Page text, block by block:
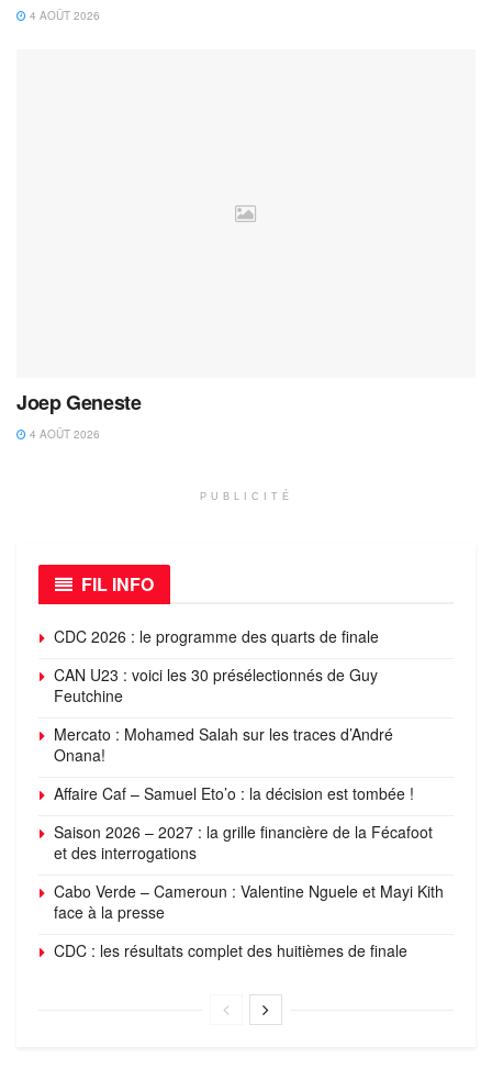
4 AOÛT 2026
Joep Geneste
4 AOÛT 2026
PUBLICITÉ
FIL INFO
CDC 2026 : le programme des quarts de finale
CAN U23 : voici les 30 présélectionnés de Guy
Feutchine
Mercato : Mohamed Salah sur les traces d’André
Onana!
Affaire Caf – Samuel Eto’o : la décision est tombée !
Saison 2026 – 2027 : la grille financière de la Fécafoot
et des interrogations
Cabo Verde – Cameroun : Valentine Nguele et Mayi Kith
face à la presse
CDC : les résultats complet des huitièmes de finale